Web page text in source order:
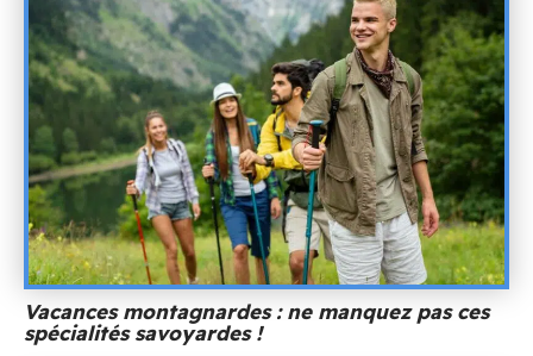
Vacances montagnardes : ne manquez pas ces
spécialités savoyardes !